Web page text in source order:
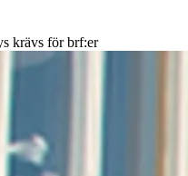
krävs för brf:er